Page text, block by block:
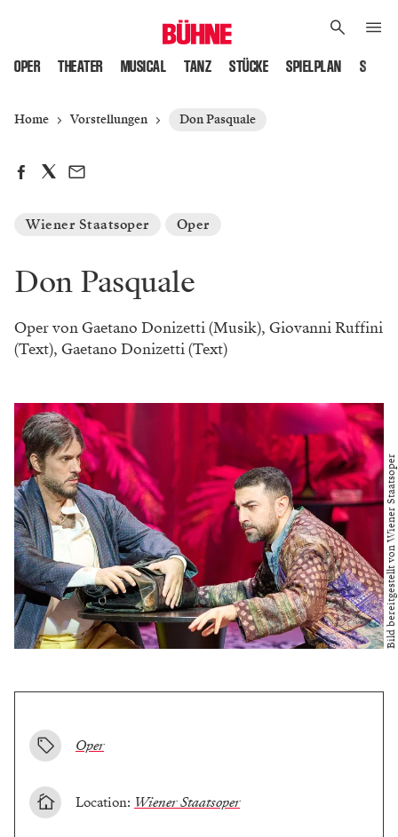
OPER THEATER MUSICAL TANZ STÜCKE SPIELPLAN
Home Vorstellungen Don Pasquale
Wiener Staatsoper Oper
Don Pasquale
Oper von Gaetano Donizetti (Musik), Giovanni Ruffini
(Text), Gaetano Donizetti (Text)
Bild bereitgestellt von Wiener Staatsoper
Oper
Location: Wiener Staatsoper